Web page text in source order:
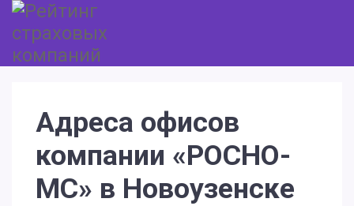
Адреса офисов
компании «РОСНО-
МС» в Новоузенске